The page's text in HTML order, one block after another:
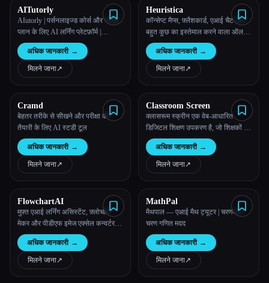
AITutorly
AIutorly | पर्सनलाइज्ड कोर्स और स्टडी
प्लान के लिए AI लर्निंग प्लेटफ़ॉर्म |
AIutorly
अधिक जानकारी →
मिलने जाना↗︎
Heuristica
कॉन्सेप्ट मैप्स, फ़्लैशकार्ड, एआई चैट और
बहुत कुछ का इस्तेमाल करने वाला ऑल-
इन-वन लर्निंग प्लेटफ़ॉर्म | ह्युरिस्टिका
अधिक जानकारी →
मिलने जाना↗︎
Cramd
बेहतर तरीके से सीखने और परीक्षा की
तैयारी के लिए AI स्टडी टूल
अधिक जानकारी →
मिलने जाना↗︎
Classroom Screen
क्लासरूम स्क्रीन एक वेब-आधारित
डिजिटल शिक्षण उपकरण है, जो शिक्षकों को
पाठ को विज़ुअल तरीके से मैनेज करने में
मदद करता है।
अधिक जानकारी →
मिलने जाना↗︎
FlowchartAI
मुफ़्त एआई लर्निंग असिस्टेंट, फ़्लोचार्ट
मेकर और पीडीएफ इमेज एक्सेल कन्वर्टर |
FlowChartAI
अधिक जानकारी →
मिलने जाना↗︎
MathPal
मैथपाल — एआई मैथ ट्यूटर | चरण-दर-
चरण गणित मदद
अधिक जानकारी →
मिलने जाना↗︎